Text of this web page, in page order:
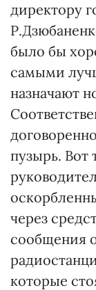
директору
было бы
самыми
назначают
пузырь.
через
сообщения
которые